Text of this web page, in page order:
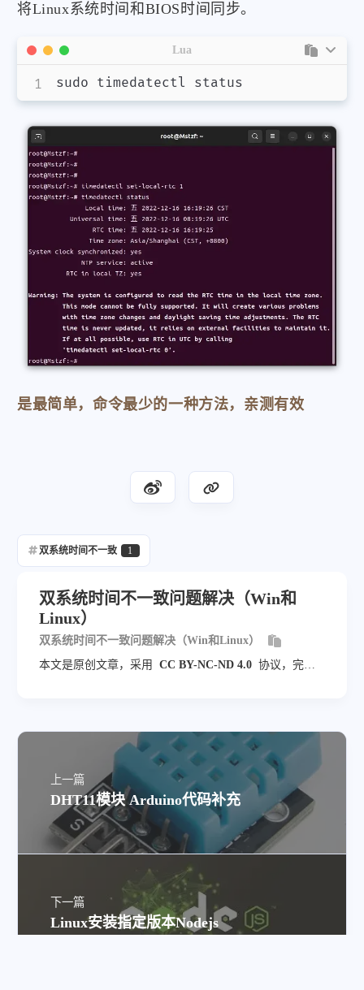
将Linux系统时间和BIOS时间同步。
Lua
是最简单，命令最少的一种方法，亲测有效
双系统时间不一致 1
双系统时间不一致问题解决（Win和
Linux）
双系统时间不一致问题解决（Win和Linux）
本文是原创文章，采用
CC BY-NC-ND 4.0 协议，完整
上一篇
DHT11模块 Arduino代码补充
下一篇
Linux安装指定版本Nodejs